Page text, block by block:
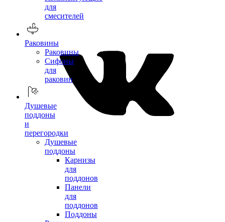
для
смесителей
Раковины
Раковины
Сифоны
для
раковин
Душевые
поддоны
и
перегородки
Душевые
поддоны
Карнизы
для
поддонов
Панели
для
поддонов
Поддоны